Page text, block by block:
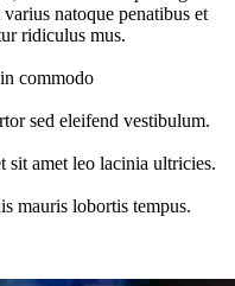
natoque penatibus et
ridiculus mus.
commodo
sed eleifend vestibulum.
sit amet leo lacinia ultricies.
mauris lobortis tempus.